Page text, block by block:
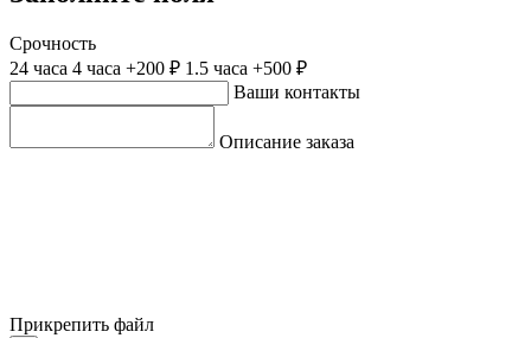
Срочность
24 часа 4 часа +200 ₽ 1.5 часа +500 ₽
Ваши контакты
Описание заказа
Прикрепить файл